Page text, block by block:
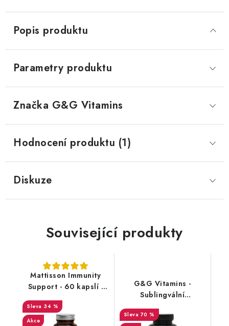
Popis produktu
Parametry produktu
Značka G&G Vitamins
Hodnocení produktu (1)
Diskuze
Související produkty
Mattisson Immunity
Support - 60 kapslí -
DMS 1/26
34 %
Akce
G&G Vitamins -
Sublingvální
multivitamin Xtra
Protecta - 100g - DMS
70 %